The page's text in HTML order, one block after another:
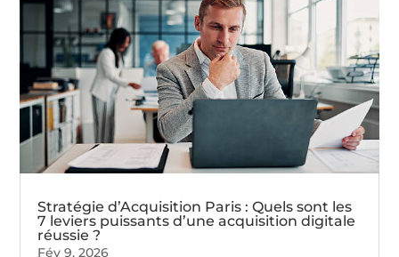
Stratégie d’Acquisition Paris : Quels sont les
7 leviers puissants d’une acquisition digitale
réussie ?
Fév 9, 2026